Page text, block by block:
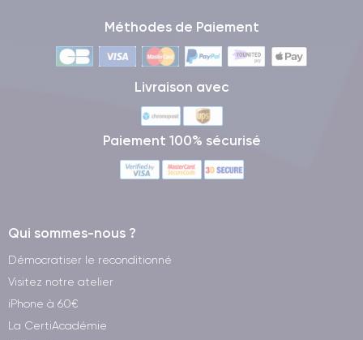
Méthodes de Paiement
Livraison avec
Paiement 100% sécurisé
Qui sommes-nous ?
Démocratiser le reconditionné
Visitez notre atelier
iPhone à 60€
La CertiAcadémie